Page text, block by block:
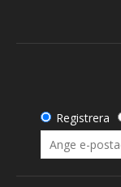
Registrera